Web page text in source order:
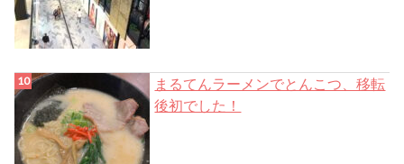
まるてんラーメンでとんこつ、移転
後初でした！